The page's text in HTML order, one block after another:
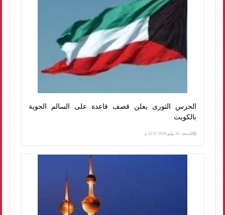
الحرس الثورى يعلن قصف قاعدة على السالم الجوية
بالكويت
الجمعة، 24 يوليو 2026 12:57 م